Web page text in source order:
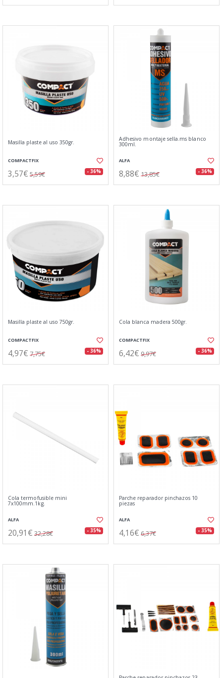
Masilla plaste al uso 350gr.
COMPACTFIX
3,57€ 5,59€ - 36%
Adhesivo montaje sella.ms blanco
300ml.
ALFA
8,88€ 13,85€ - 36%
Masilla plaste al uso 750gr.
COMPACTFIX
4,97€ 7,75€ - 36%
Cola blanca madera 500gr.
COMPACTFIX
6,42€ 9,97€ - 36%
Cola termofusible mini
7x100mm.1kg.
ALFA
20,91€ 32,28€ - 35%
Parche reparador pinchazos 10
piezas
ALFA
4,16€ 6,37€ - 35%